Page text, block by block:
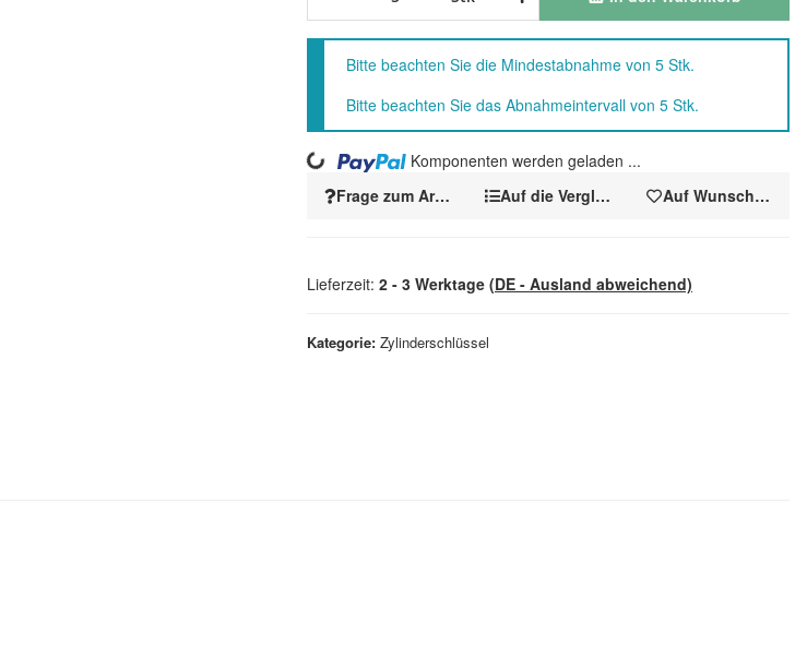
Kategorie Zylinderschlüssel
Frage zum Artikel Auf die VergleichslisteAuf Wunschzettel
x
Bitte beachten Sie die Mindestabnahme von 5 Stk.
Bitte beachten Sie das Abnahmeintervall von 5 Stk.
Loading... Komponenten werden geladen ...
Lieferzeit: 2 - 3 Werktage (DE - Ausland abweichend)